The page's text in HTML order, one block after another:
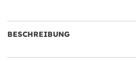
BESCHREIBUNG